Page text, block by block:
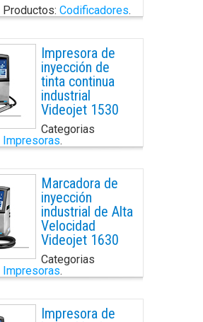
Codificadores.
Impresora de
inyección de
tinta continua
industrial
Videojet 1530
Categorias
Impresoras.
Marcadora de
inyección
industrial de Alta
Velocidad
Videojet 1630
Categorias
Impresoras.
Impresora de